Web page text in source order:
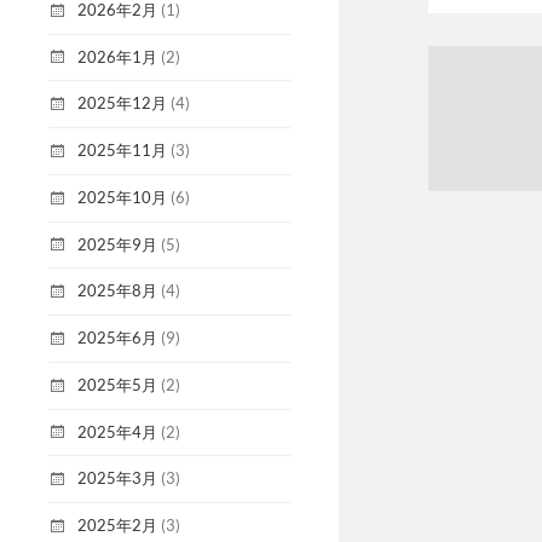
2026年2月 (1)
2026年1月 (2)
2025年12月 (4)
2025年11月 (3)
2025年10月 (6)
2025年9月 (5)
2025年8月 (4)
2025年6月 (9)
2025年5月 (2)
2025年4月 (2)
2025年3月 (3)
2025年2月 (3)